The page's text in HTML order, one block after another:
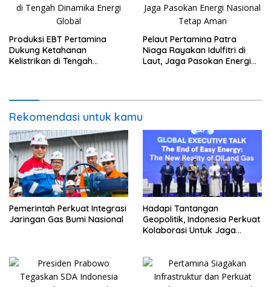
Produksi EBT Pertamina
Dukung Ketahanan
Kelistrikan di Tengah
Pelaut Pertamina Patra
Niaga Rayakan Idulfitri di
Laut, Jaga Pasokan Energi
Rekomendasi untuk kamu
Pemerintah Perkuat Integrasi
Jaringan Gas Bumi Nasional
Hadapi Tantangan
Geopolitik, Indonesia Perkuat
Kolaborasi Untuk Jaga